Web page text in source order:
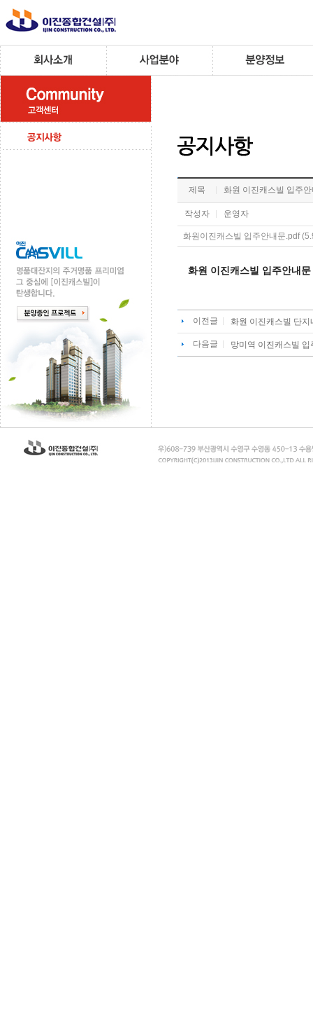
제목 화원 이진캐스빌 입주
작성자 운영자
화원이진캐스빌 입주안내문.pdf
화원 이진캐스빌 입주안내문
이전글 화원 이진캐스빌 단
다음글 망미역 이진캐스빌 입